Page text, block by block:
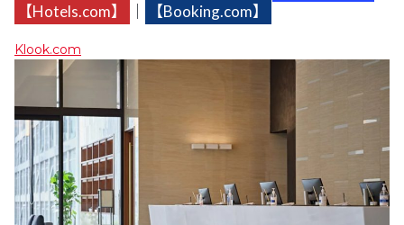
【Hotels.com】
【Booking.com】
Klook.com